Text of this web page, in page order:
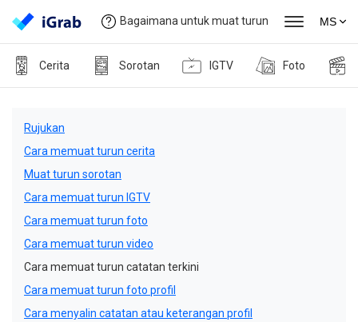
Bagaimana untuk muat turun MS
Cerita Sorotan IGTV Foto
Rujukan
Cara memuat turun cerita
Muat turun sorotan
Cara memuat turun IGTV
Cara memuat turun foto
Cara memuat turun video
Cara memuat turun catatan terkini
Cara memuat turun foto profil
Cara menyalin catatan atau keterangan profil